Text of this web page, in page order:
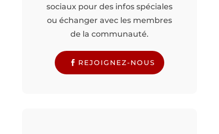
sociaux pour des infos spéciales
ou échanger avec les membres
de la communauté.
REJOIGNEZ-NOUS